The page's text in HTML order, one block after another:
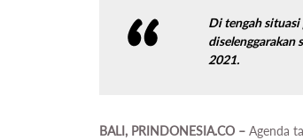
Di tengah
diselenggarakan
2021.
BALI, PRINDONESIA.CO – Agenda